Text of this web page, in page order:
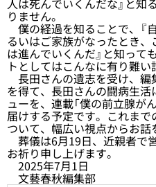
りません。
僕の経過を知ることで、『
るいはご家族がなったとき
は進んでいくんだ』と知って
トとしてはこんなに有り難い
長田さんの遺志を受け、編
を得て、長田さんの闘病生
ューを、連載「僕の前立腺が
届けする予定です。これま
ついて、幅広い視点からお話
葬儀は6月19日、近親者で
お祈り申し上げます。
2025年7月1日
文藝春秋編集部